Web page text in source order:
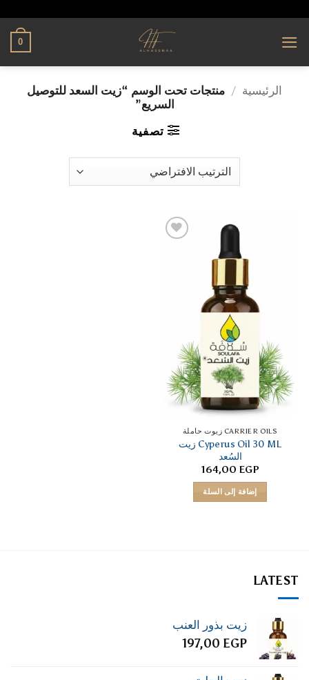
0
الرئيسية / منتجات تحت الوسم “زيت السعد للتوصيل
السريع”
تصفية
CARRIER OILS زيوت حاملة
Cyperus Oil 30 ML زيت
السُعد
164,00 EGP
إضافة إلى السلة
LATEST
زيت بذور العنب
197,00 EGP